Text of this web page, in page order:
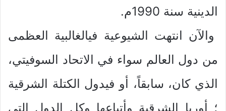
الدينية سنة 1990م.
والآن انتهت الشيوعية فيالغالبية العظمى
من دول العالم سواء في الاتحاد السوفيتي،
الذي كان، سابقاً، أو فيدول الكتلة الشرقية
؛ أوربا الشرقية وأتباعها وكل الدول التي